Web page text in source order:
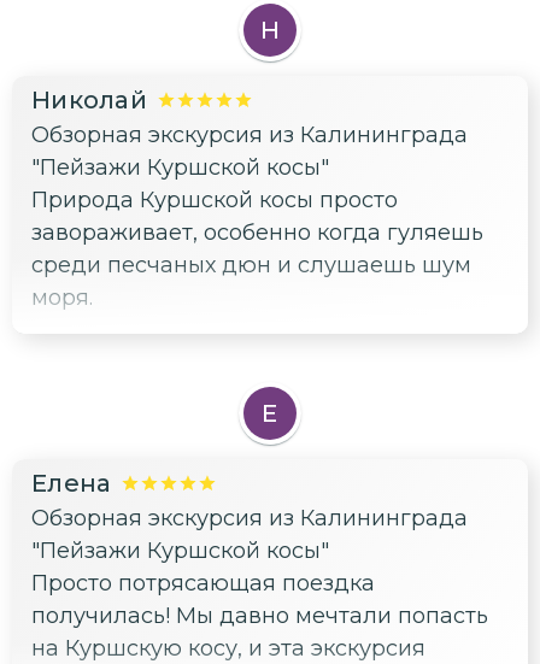
Зеленоградск — уютный городок с
прекрасными видами и атмосферой
Н
Николай
Обзорная экскурсия из Калининграда
"Пейзажи Куршской косы"
Природа Куршской косы просто
завораживает, особенно когда гуляешь
среди песчаных дюн и слушаешь шум
моря.
Е
Елена
Обзорная экскурсия из Калининграда
"Пейзажи Куршской косы"
Просто потрясающая поездка
получилась! Мы давно мечтали попасть
на Куршскую косу, и эта экскурсия